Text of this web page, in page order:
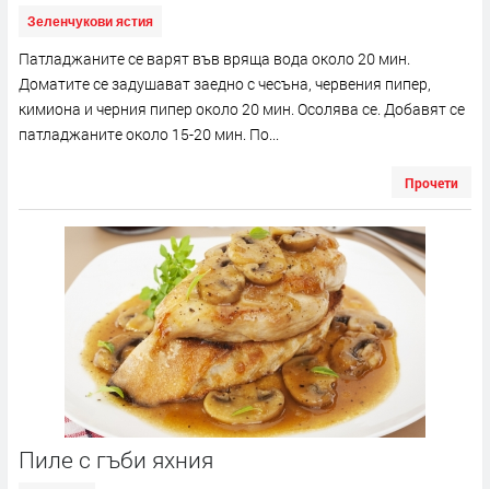
Зеленчукови ястия
Патладжаните се варят във вряща вода около 20 мин.
Доматите се задушават заедно с чесъна, червения пипер,
кимиона и черния пипер около 20 мин. Осолява се. Добавят се
патладжаните около 15-20 мин. По...
Прочети
Пиле с гъби яхния